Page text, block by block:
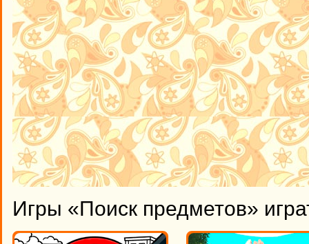
Игры «Поиск предметов»